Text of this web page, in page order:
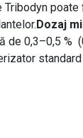
Tribodyn
Dozaj
de 0,3–0,5 %